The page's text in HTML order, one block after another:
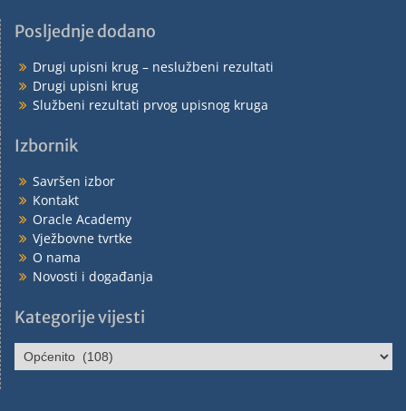
Posljednje dodano
Drugi upisni krug – neslužbeni rezultati
Drugi upisni krug
Službeni rezultati prvog upisnog kruga
Izbornik
Savršen izbor
Kontakt
Oracle Academy
Vježbovne tvrtke
O nama
Novosti i događanja
Kategorije vijesti